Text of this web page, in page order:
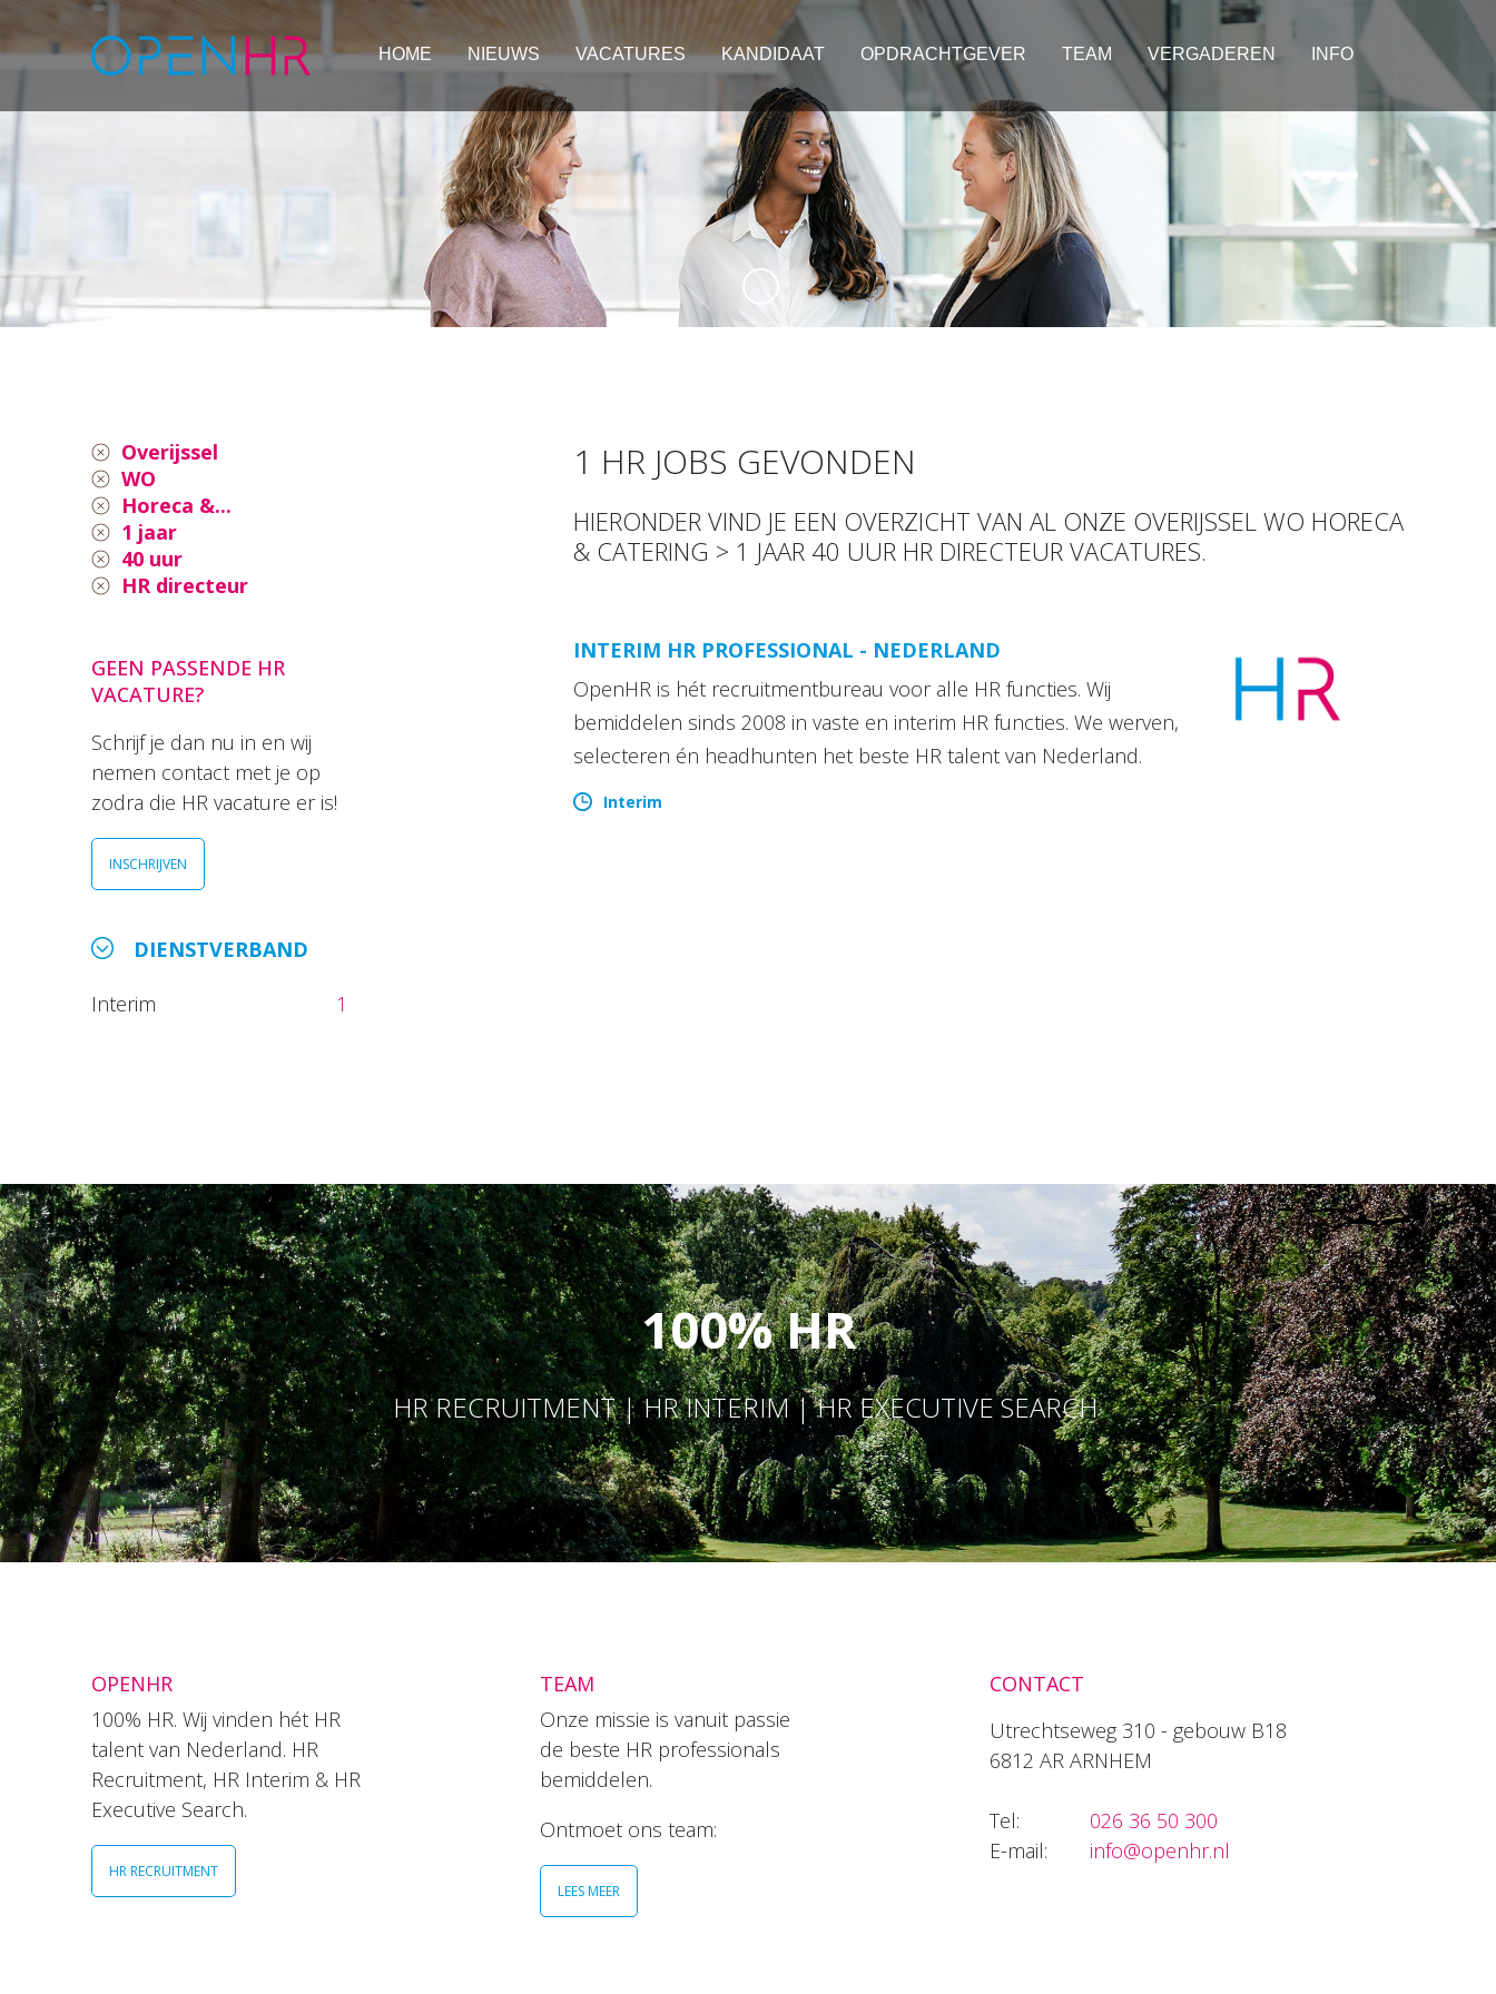
HOME NIEUWS VACATURES KANDIDAAT OPDRACHTGEVER TEAM VERGADEREN INFO
Overijssel
WO
Horeca &...
1 jaar
40 uur
HR directeur
GEEN PASSENDE HR
VACATURE?
Schrijf je dan nu in en wij
nemen contact met je op
zodra die HR vacature er is!
INSCHRIJVEN
DIENSTVERBAND
Interim 1
1 HR JOBS GEVONDEN
HIERONDER VIND JE EEN OVERZICHT VAN AL ONZE OVERIJSSEL WO HORECA
& CATERING > 1 JAAR 40 UUR HR DIRECTEUR VACATURES.
INTERIM HR PROFESSIONAL - NEDERLAND
OpenHR is hét recruitmentbureau voor alle HR functies. Wij
bemiddelen sinds 2008 in vaste en interim HR functies. We werven,
selecteren én headhunten het beste HR talent van Nederland.
Interim
100% HR
HR RECRUITMENT | HR INTERIM | HR EXECUTIVE SEARCH
OPENHR
100% HR. Wij vinden hét HR
talent van Nederland. HR
Recruitment, HR Interim & HR
Executive Search.
HR RECRUITMENT
TEAM
Onze missie is vanuit passie
de beste HR professionals
bemiddelen.
Ontmoet ons team:
LEES MEER
CONTACT
Utrechtseweg 310 - gebouw B18
6812 AR ARNHEM
Tel:
026 36 50 300
E-mail:
info@openhr.nl